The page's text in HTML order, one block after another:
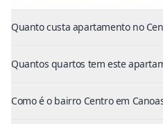
Quanto custa apartamento no
Quantos quartos tem este
Como é o bairro Centro em